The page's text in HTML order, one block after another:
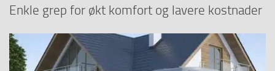
Enkle grep for økt komfort og lavere kostnader